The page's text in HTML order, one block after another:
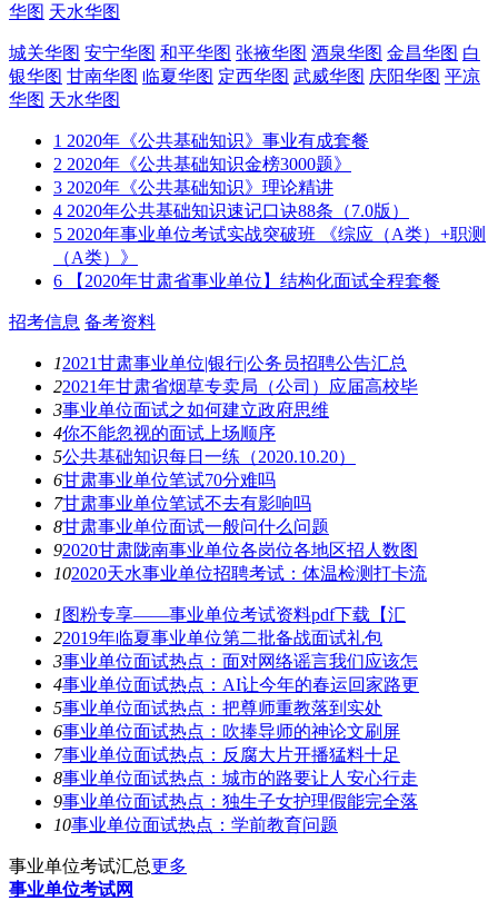
华图 天水华图
城关华图 安宁华图 和平华图 张掖华图 酒泉华图 金昌华图 白
银华图 甘南华图 临夏华图 定西华图 武威华图 庆阳华图 平凉
华图 天水华图
1 2020年《公共基础知识》事业有成套餐
2 2020年《公共基础知识金榜3000题》
3 2020年《公共基础知识》理论精讲
4 2020年公共基础知识速记口诀88条（7.0版）
5 2020年事业单位考试实战突破班 《综应（A类）+职测
（A类）》
6 【2020年甘肃省事业单位】结构化面试全程套餐
招考信息 备考资料
12021甘肃事业单位|银行|公务员招聘公告汇总
22021年甘肃省烟草专卖局（公司）应届高校毕
3事业单位面试之如何建立政府思维
4你不能忽视的面试上场顺序
5公共基础知识每日一练（2020.10.20）
6甘肃事业单位笔试70分难吗
7甘肃事业单位笔试不去有影响吗
8甘肃事业单位面试一般问什么问题
92020甘肃陇南事业单位各岗位各地区招人数图
102020天水事业单位招聘考试：体温检测打卡流
1 图粉专享——事业单位考试资料pdf下载【汇
22019年临夏事业单位第二批备战面试礼包
3事业单位面试热点：面对网络谣言我们应该怎
4事业单位面试热点：AI让今年的春运回家路更
5事业单位面试热点：把尊师重教落到实处
6事业单位面试热点：吹捧导师的神论文刷屏
7事业单位面试热点：反腐大片开播猛料十足
8事业单位面试热点：城市的路要让人安心行走
9事业单位面试热点：独生子女护理假能完全落
10事业单位面试热点：学前教育问题
事业单位考试汇总更多
事业单位考试网